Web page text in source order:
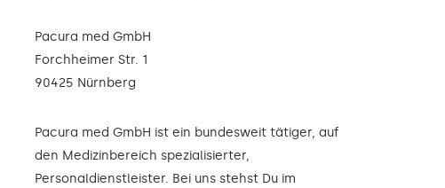
Pacura med GmbH
Forchheimer Str. 1
90425 Nürnberg
Pacura med GmbH ist ein bundesweit tätiger, auf
den Medizinbereich spezialisierter,
Personaldienstleister. Bei uns stehst Du im